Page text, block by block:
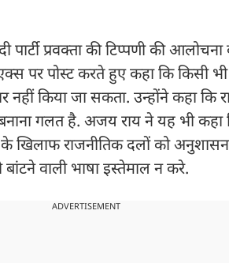
प्रवक्ता की टिप्पणी की
पर पोस्ट करते हुए कहा कि किसी
नहीं किया जा सकता. उन्होंने कहा कि
गलत है. अजय राय ने यह भी कहा
राजनीतिक दलों को
वाली भाषा इस्तेमाल न करे.
ADVERTISEMENT